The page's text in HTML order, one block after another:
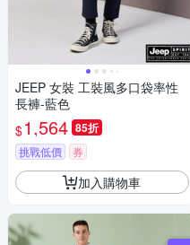
JEEP 女裝 工裝風多口袋率性
長褲-藍色
$1,564 85折
挑戰低價 券
加入購物車